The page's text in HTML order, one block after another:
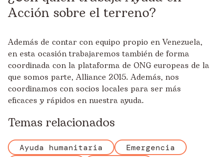
Acción sobre el terreno?
Además de contar con equipo propio en Venezuela,
en esta ocasión trabajaremos también de forma
coordinada con la plataforma de ONG europeas de la
que somos parte, Alliance 2015. Además, nos
coordinamos con socios locales para ser más
eficaces y rápidos en nuestra ayuda.
Temas relacionados
Ayuda humanitaria
Emergencia